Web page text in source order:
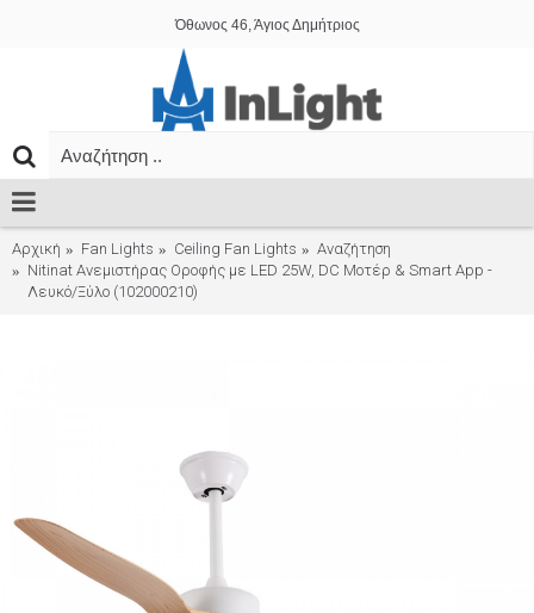
Όθωνος 46, Άγιος Δημήτριος
Αρχική Fan Lights Ceiling Fan Lights
Αναζήτηση
Nitinat Ανεμιστήρας Οροφής με LED 25W, DC Μοτέρ & Smart App -
Λευκό/Ξύλο (102000210)